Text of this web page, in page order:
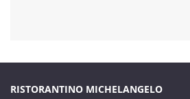
RISTORANTINO MICHELANGELO